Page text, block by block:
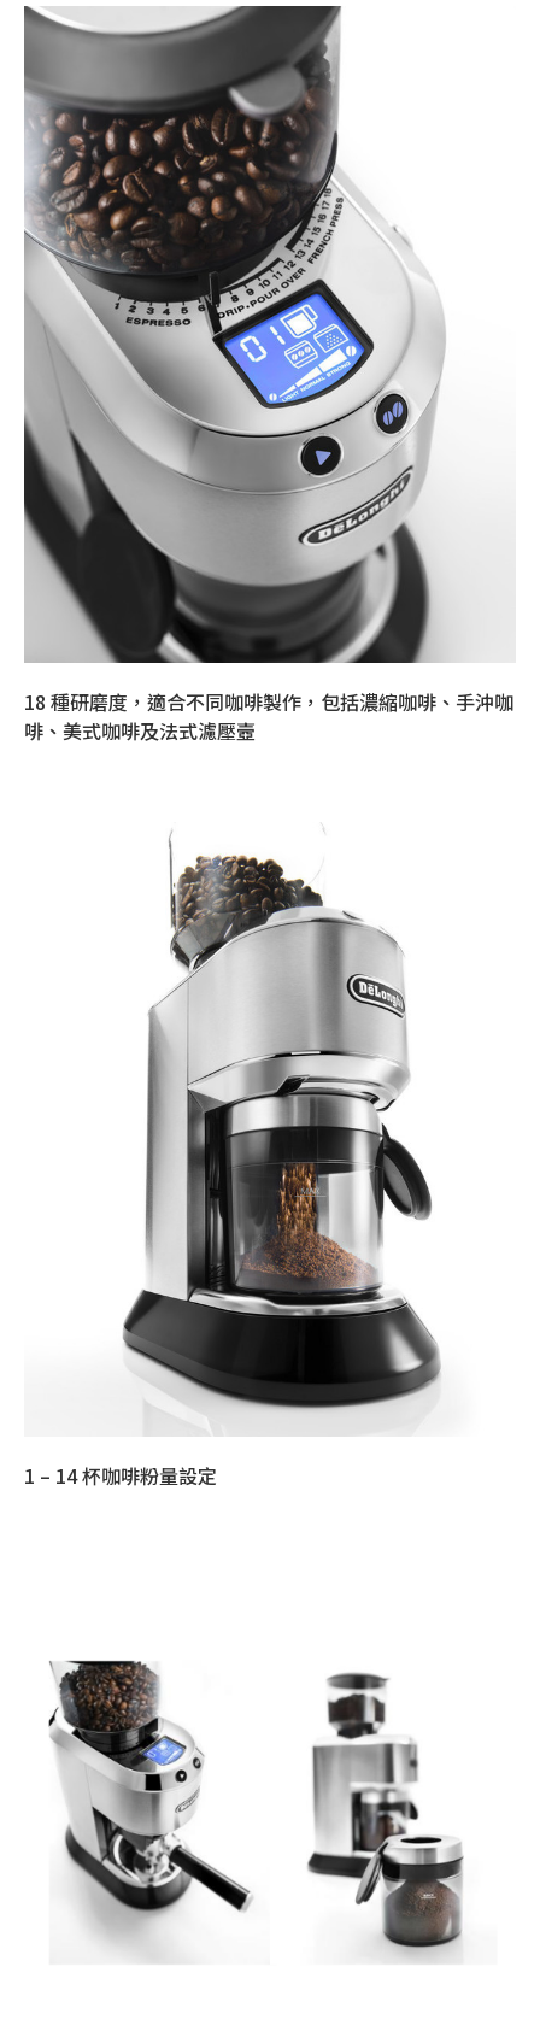
18 種研磨度，適合不同咖啡製作，包括濃縮咖啡、手沖咖
啡、美式咖啡及法式濾壓壼
1 – 14 杯咖啡粉量設定